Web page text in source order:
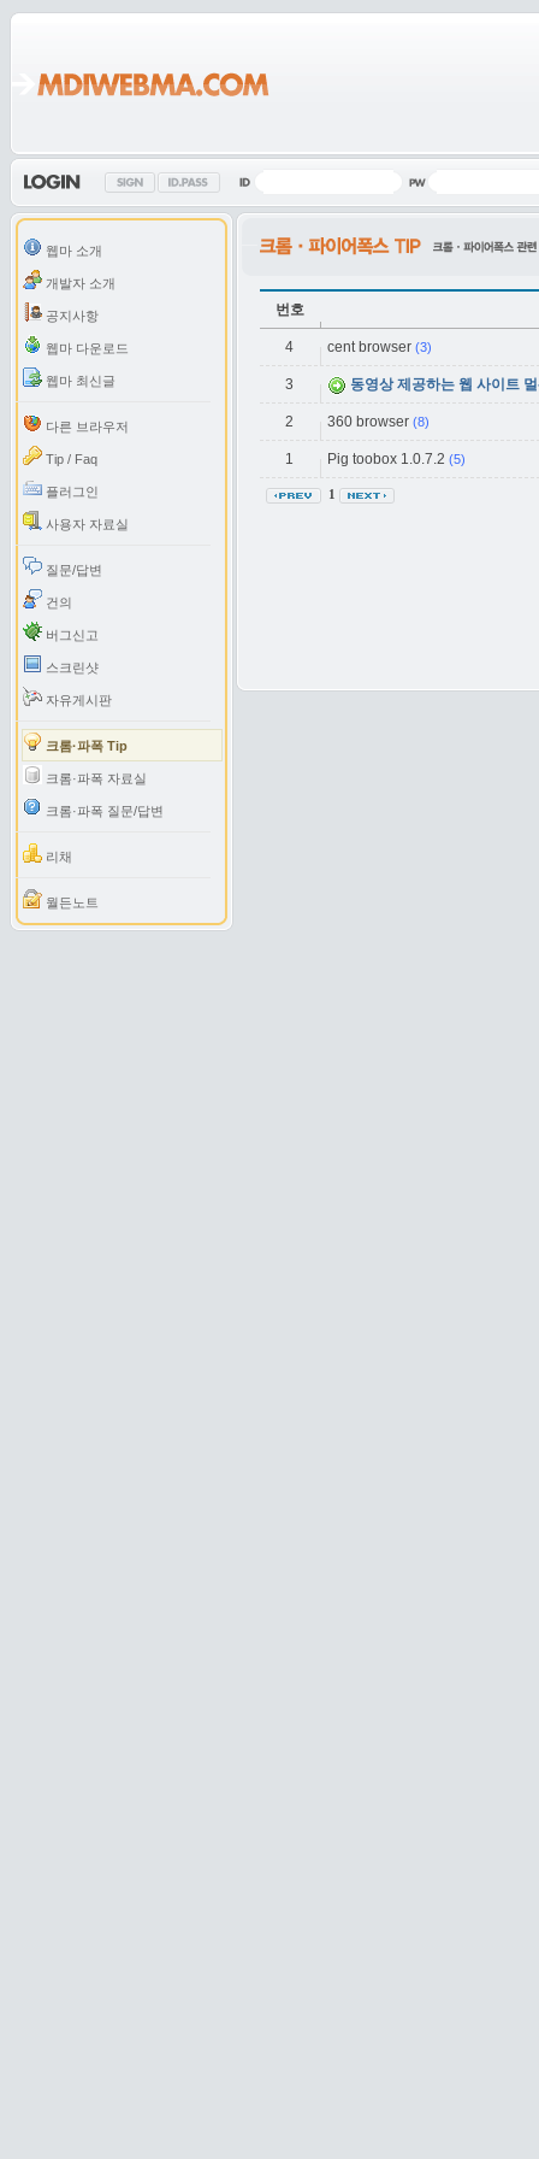
웹마 소개
개발자 소개
공지사항
웹마 다운로드
웹마 최신글
다른 브라우저
Tip / Faq
플러그인
사용자 자료실
질문/답변
건의
버그신고
스크린샷
자유게시판
크롬·파폭 Tip
크롬·파폭 자료실
크롬·파폭 질문/답변
리채
월든노트
번호
4 cent browser (3)
3 동영상 제공하는 웹 사이트
2 360 browser (8)
1 Pig toobox 1.0.7.2 (5)
1